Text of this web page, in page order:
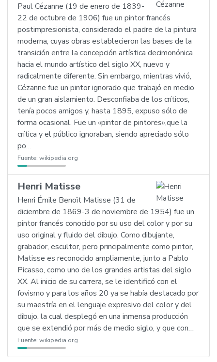
Paul Cézanne (19 de enero de 1839-
22 de octubre de 1906) fue un pintor francés
postimpresionista, considerado el padre de la pintura
moderna, cuyas obras establecieron las bases de la
transición entre la concepción artística decimonónica
hacia el mundo artístico del siglo XX, nuevo y
radicalmente diferente. Sin embargo, mientras vivió,
Cézanne fue un pintor ignorado que trabajó en medio
de un gran aislamiento. Desconfiaba de los críticos,
tenía pocos amigos y, hasta 1895, expuso sólo de
forma ocasional. Fue un «pintor de pintores»,que la
crítica y el público ignoraban, siendo apreciado sólo
po…
Fuente: wikipedia.org
Henri Matisse
Henri Émile Benoît Matisse (31 de
diciembre de 1869-3 de noviembre de 1954) fue un
pintor francés conocido por su uso del color y por su
uso original y fluido del dibujo. Como dibujante,
grabador, escultor, pero principalmente como pintor,
Matisse es reconocido ampliamente, junto a Pablo
Picasso, como uno de los grandes artistas del siglo
XX. Al inicio de su carrera, se le identificó con el
fovismo y para los años 20 ya se había destacado por
su maestría en el lenguaje expresivo del color y del
dibujo, la cual desplegó en una inmensa producción
que se extendió por más de medio siglo, y que con…
Fuente: wikipedia.org